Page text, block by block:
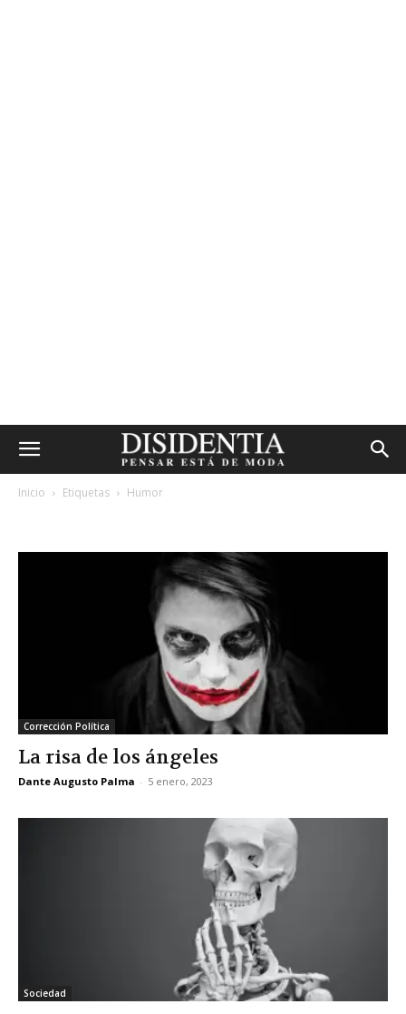
Inicio Etiquetas Humor
Corrección Política
La risa de los ángeles
Dante Augusto Palma - 5 enero, 2023
Sociedad